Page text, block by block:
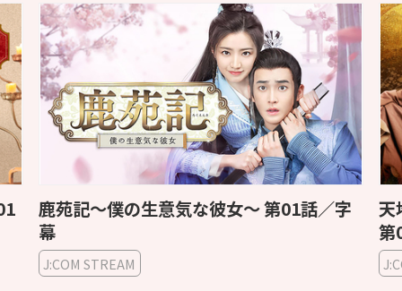
鹿苑記〜僕の生意気な彼女〜 第01話／字
幕
J:COM STREAM
天
第